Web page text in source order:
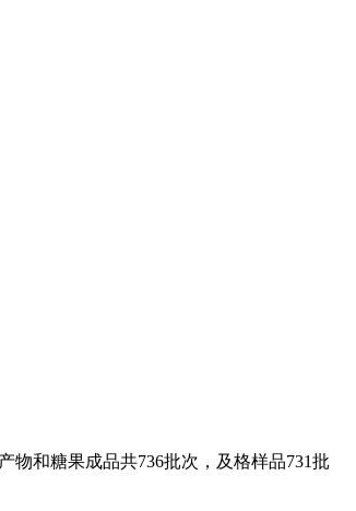
和糖果成品共736批次，及格样品731批